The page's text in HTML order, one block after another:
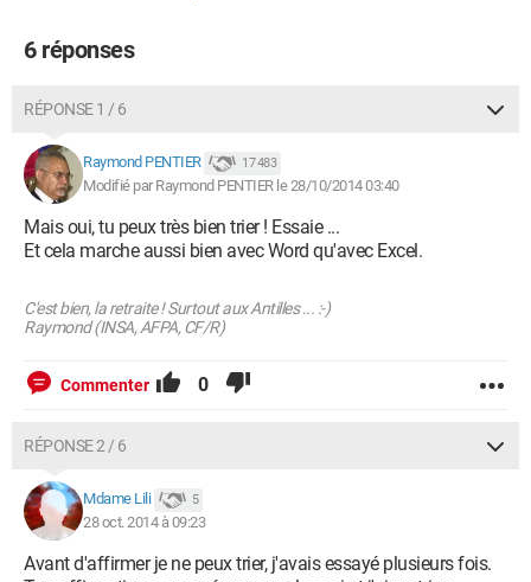
6 réponses
RÉPONSE 1 / 6
Raymond PENTIER 17 483
Modifié par Raymond PENTIER le 28/10/2014 03:40
Mais oui, tu peux très bien trier ! Essaie ...
Et cela marche aussi bien avec Word qu'avec Excel.
C'est bien, la retraite ! Surtout aux Antilles ... :-)
Raymond (INSA, AFPA, CF/R)
Commenter 0
RÉPONSE 2 / 6
Mdame Lili 5
28 oct. 2014 à 09:23
Avant d'affirmer je ne peux trier, j'avais essayé plusieurs fois.